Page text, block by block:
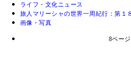
ライフ・文化ニュース
旅人マリーシャの世界一周紀行：第１
画像・写真
8ペー